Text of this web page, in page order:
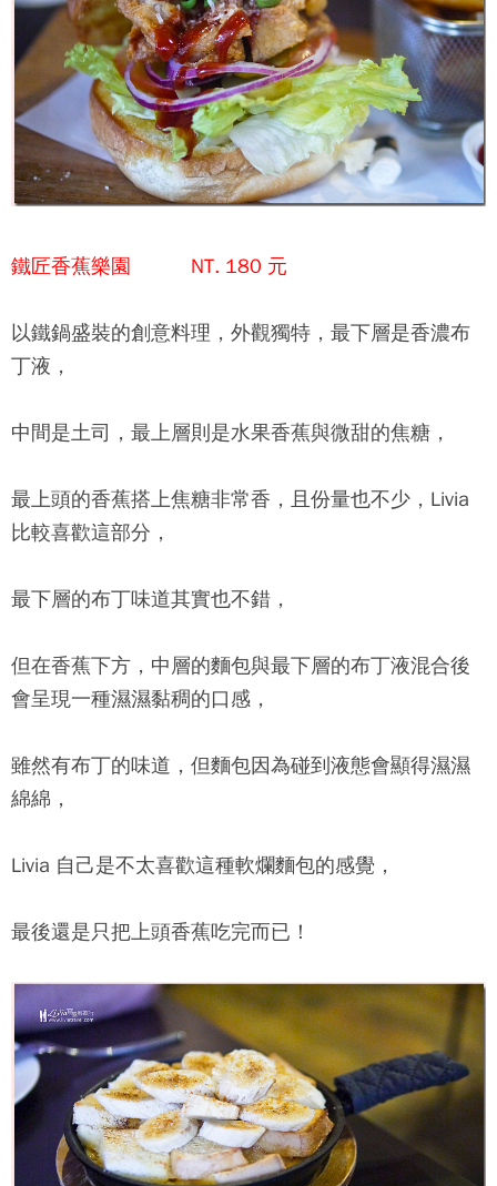
鐵匠香蕉樂園 NT. 180 元
以鐵鍋盛裝的創意料理，外觀獨特，最下層是香濃布
丁液，
中間是土司，最上層則是水果香蕉與微甜的焦糖，
最上頭的香蕉搭上焦糖非常香，且份量也不少，Livia
比較喜歡這部分，
最下層的布丁味道其實也不錯，
但在香蕉下方，中層的麵包與最下層的布丁液混合後
會呈現一種濕濕黏稠的口感，
雖然有布丁的味道，但麵包因為碰到液態會顯得濕濕
綿綿，
Livia 自己是不太喜歡這種軟爛麵包的感覺，
最後還是只把上頭香蕉吃完而已！